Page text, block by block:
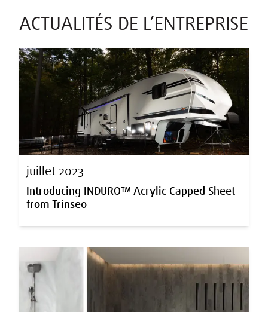
ACTUALITÉS DE L’ENTREPRISE
juillet 2023
Introducing INDURO™ Acrylic Capped Sheet
from Trinseo